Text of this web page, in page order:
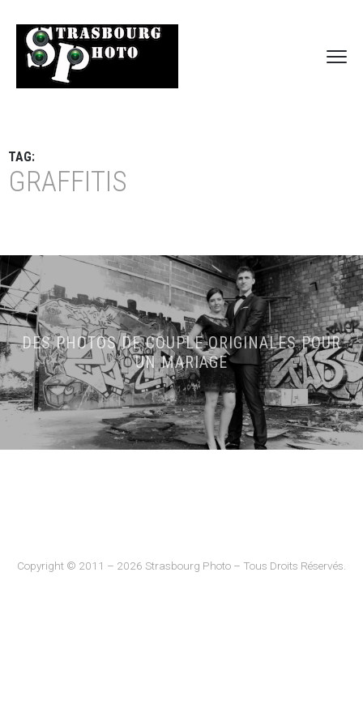
TAG:
GRAFFITIS
DES PHOTOS DE COUPLE ORIGINALES POUR
UN MARIAGE
Copyright © 2011 – 2026 Strasbourg Photo – Tous Droits Réservés.